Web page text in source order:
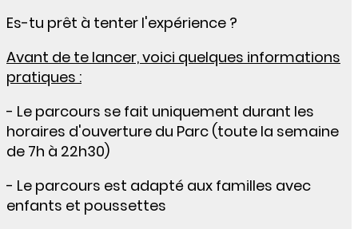
Es-tu prêt à tenter l'expérience ?
Avant de te lancer, voici quelques informations
pratiques :
- Le parcours se fait uniquement durant les
horaires d'ouverture du Parc (toute la semaine
de 7h à 22h30)
- Le parcours est adapté aux familles avec
enfants et poussettes